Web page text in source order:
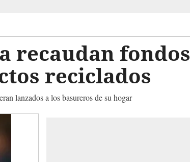
recaudan fondos
reciclados
lanzados a los basureros de su hogar